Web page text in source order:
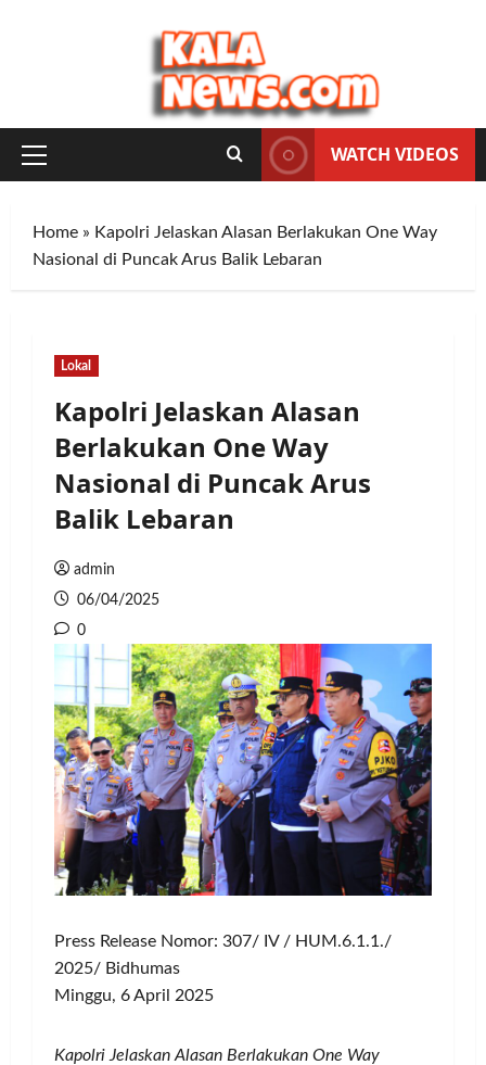
Primary
WATCH VIDEOS
Home » Kapolri Jelaskan Alasan Berlakukan One Way
Nasional di Puncak Arus Balik Lebaran
Lokal
Kapolri Jelaskan Alasan
Berlakukan One Way
Nasional di Puncak Arus
Balik Lebaran
admin
06/04/2025
0
Press Release Nomor: 307/ IV / HUM.6.1.1./
2025/ Bidhumas
Minggu, 6 April 2025
Kapolri Jelaskan Alasan Berlakukan One Way